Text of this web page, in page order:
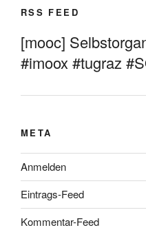
RSS FEED
[mooc]
#imoox #tugraz
META
Anmelden
Eintrags-Feed
Kommentar-Feed